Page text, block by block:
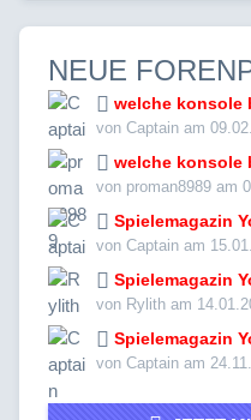
NEUE
welche konsole
von Captain am
welche konsole
von proman8989 am
Spielemagazin
von Captain am
Spielemagazin
von Rylith am
Spielemagazin
von Captain am